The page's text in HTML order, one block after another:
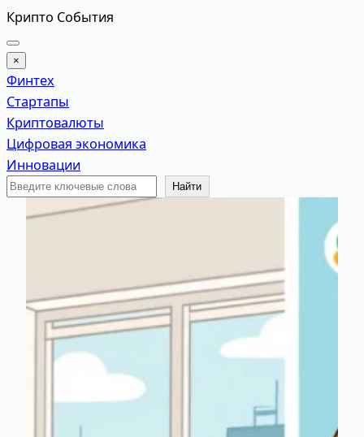
Перейти
к
содержимому
Крипто События
×
Финтех
Стартапы
Криптовалюты
Цифровая экономика
Инновации
Поиск
Найти